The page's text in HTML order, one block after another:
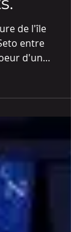
de l'île
entre